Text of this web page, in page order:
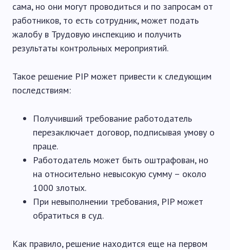
сама, но они могут проводиться и по запросам от
работников, то есть сотрудник, может подать
жалобу в Трудовую инспекцию и получить
результаты контрольных мероприятий.
Такое решение PIP может привести к следующим
последствиям:
Получивший требование работодатель
перезаключает договор, подписывая умову о
праце.
Работодатель может быть оштрафован, но
на относительно невысокую сумму – около
1000 злотых.
При невыполнении требования, PIP может
обратиться в суд.
Как правило, решение находится еще на первом